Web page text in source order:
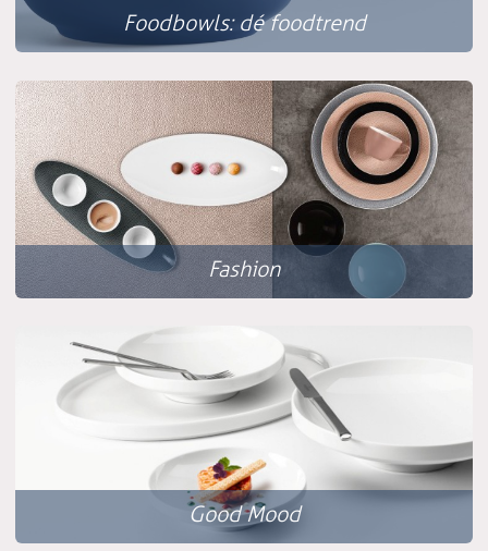
Foodbowls: dé foodtrend
Fashion
Good Mood